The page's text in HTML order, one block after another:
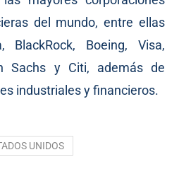
del mundo, entre ellas
BlackRock, Boeing, Visa,
Sachs y Citi, además de
industriales y financieros.
UNIDOS